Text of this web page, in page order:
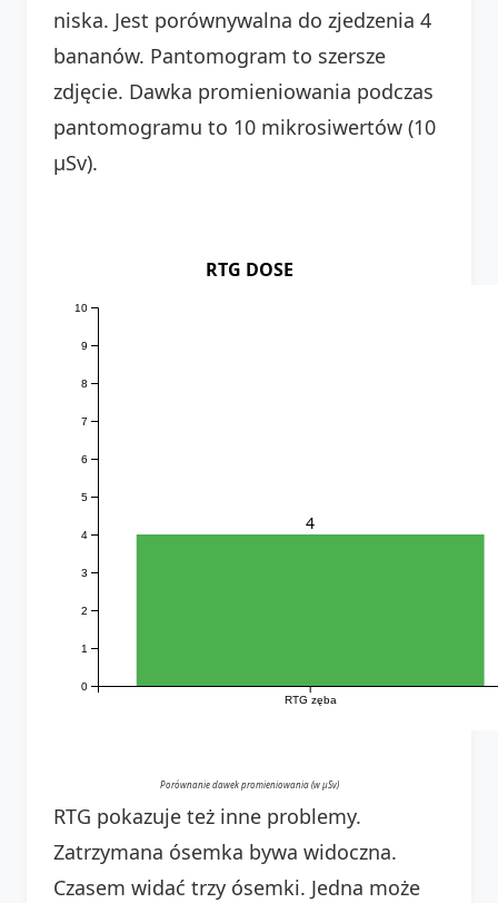
niska. Jest porównywalna do zjedzenia 4
bananów. Pantomogram to szersze
zdjęcie. Dawka promieniowania podczas
pantomogramu to 10 mikrosiwertów (10
µSv).
RTG DOSE
RTG zęba
0
1
2
3
4
5
6
7
8
9
10
4
Porównanie dawek promieniowania (w µSv)
RTG pokazuje też inne problemy.
Zatrzymana ósemka bywa widoczna.
Czasem widać trzy ósemki. Jedna może